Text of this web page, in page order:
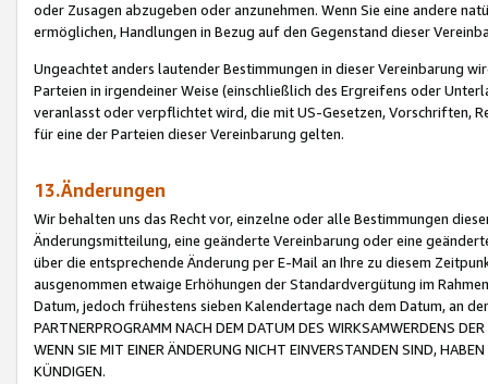
oder Zusagen abzugeben oder anzunehmen. Wenn Sie eine andere
ermöglichen, Handlungen in Bezug auf den Gegenstand dieser
Ungeachtet anders lautender Bestimmungen in dieser Vereinbarung
Parteien in irgendeiner Weise (einschließlich des Ergreifens oder
veranlasst oder verpflichtet wird, die mit US-Gesetzen, Vorschriften,
für eine der Parteien dieser Vereinbarung gelten.
13.Änderungen
Wir behalten uns das Recht vor, einzelne oder alle Bestimmungen
Änderungsmitteilung, eine geänderte Vereinbarung oder eine
über die entsprechende Änderung per E-Mail an Ihre zu diesem
ausgenommen etwaige Erhöhungen der Standardvergütung im
Datum, jedoch frühestens sieben Kalendertage nach dem Datum, an
PARTNERPROGRAMM NACH DEM DATUM DES WIRKSAMWERDENS
WENN SIE MIT EINER ÄNDERUNG NICHT EINVERSTANDEN SIND,
KÜNDIGEN.